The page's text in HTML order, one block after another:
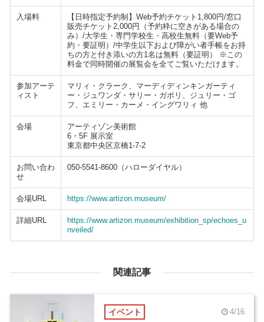
入場料
【日時指定予約制】Web予約チケット1,800円/窓口
販売チケット2,000円（予約枠に空きがある場合の
み）/大学生・専門学校生・高校生無料（要Web予
約・要証明）/中学生以下および障がい者手帳をお持
ちの方と付き添いの方1名は無料（要証明） ※この
料金で同時開催の展覧会を全てご覧いただけます。
参加アーテ
ィスト
マリィ・クラーク、マーディディンキンガーティ
ー・ジュワンダ・サリー・ガボリ、ジュリー・ゴ
フ、エミリー・カーメ・イングワリィ 他
会場
アーティゾン美術館
6・5F 展示室
東京都中央区京橋1-7-2
お問い合わ
せ
050-5541-8600（ハローダイヤル）
会場URL https://www.artizon.museum/
詳細URL
https://www.artizon.museum/exhibition_sp/echoes_u
nveiled/
関連記事
イベント 4/16